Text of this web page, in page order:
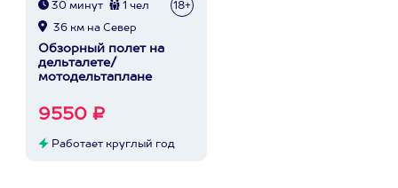
30 минут 1 чел 18+
36 км на Север
Обзорный полет на
дельталете/
мотодельтаплане
9550 ₽
Работает круглый год